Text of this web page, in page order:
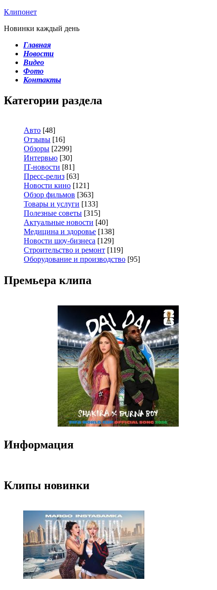
Клипонет
Новинки каждый день
Главная
Новости
Видео
Фото
Контакты
Категории раздела
Авто [48]
Отзывы [16]
Обзоры [2299]
Интервью [30]
IT-новости [81]
Пресс-релиз [63]
Новости кино [121]
Обзор фильмов [363]
Товары и услуги [133]
Полезные советы [315]
Актуальные новости [40]
Медицина и здоровье [138]
Новости шоу-бизнеса [129]
Строительство и ремонт [119]
Оборудование и производство [95]
Премьера клипа
Информация
Клипы новинки